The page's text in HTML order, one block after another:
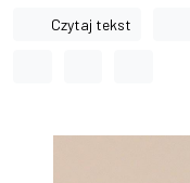
Czytaj tekst